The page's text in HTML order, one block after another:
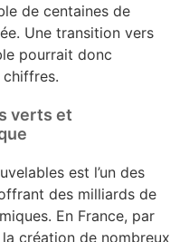
de centaines de
Une transition vers
pourrait donc
verts et
est l’un des
des milliards de
En France, par
création de nombreux